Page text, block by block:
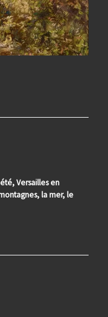
Versailles en
la mer, le